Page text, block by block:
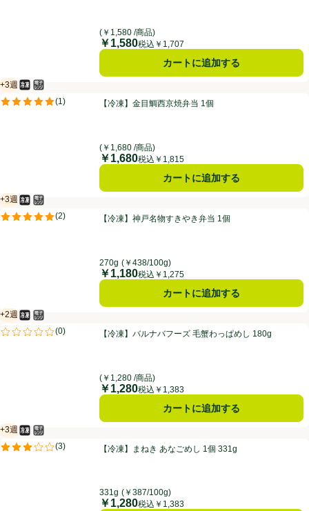
(￥1,580 /商品)
価格
￥1,580税込￥1,707
カートに追加する
【冷凍】金目鯛西京焼弁当 1個
+3週
賞味・消費期限保証：3週間
冷凍食品
電子レンジ使用可
(1 )
評価は1件のレビューで5点中5.0点。【冷凍】金目鯛西京焼弁当 1個
(￥1,680 /商品)
価格
￥1,680税込￥1,815
カートに追加する
【冷凍】神戸名物すきやき弁当 1個
+3週
賞味・消費期限保証：3週間
冷凍食品
電子レンジ使用可
(2)
評価は2件のレビューで5点中5.0点。【冷凍】神戸名物すきやき弁当 1個
270g (￥438/100g)
価格
￥1,180税込￥1,275
カートに追加する
【冷凍】バルナバフーズ 毛蟹わっぱめし 180g
+2週
賞味・消費期限保証：2週間
冷凍食品
電子レンジ使用可
(0)
評価は0件のレビューで5点中0.0点。【冷凍】バルナバフーズ 毛蟹わっぱめし 180g
(￥1,280 /商品)
価格
￥1,280税込￥1,383
カートに追加する
【冷凍】まねき あなごめし 1個 331g
+3週
賞味・消費期限保証：3週間
冷凍食品
電子レンジ使用可
(3)
評価は3件のレビューで5点中3.0点。【冷凍】まねき あなごめし 1個 331g
331g (￥387/100g)
価格
￥1,280税込￥1,383